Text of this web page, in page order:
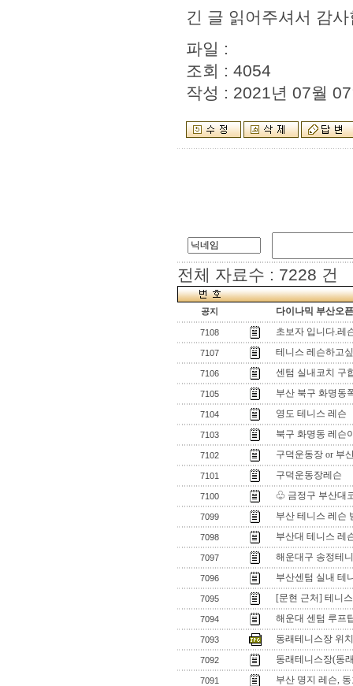
긴 글 읽어주셔서 감
파일 :
조회 : 4054
작성 : 2021년 07월
전체 자료수 : 7228 건
공지 다이나믹 부산오
7108 초보자 입니다.레
7107 테니스 레슨하고
7106 센텀 실내코치 구
7105 부산 북구 화명동
7104 영도 테니스 레슨
7103 북구 화명동 레슨
7102 구덕운동장 or 부
7101 구덕운동장레슨
7100 ♧ 금정구 부산대
7099 부산 테니스 레슨
7098 부산대 테니스 레
7097 해운대구 송정테
7096 부산센텀 실내 테
7095 [문현 근처] 테니
7094 해운대 센텀 루프
7093 동래테니스장 위
7092 동래테니스장(동
7091 부산 명지 레슨,